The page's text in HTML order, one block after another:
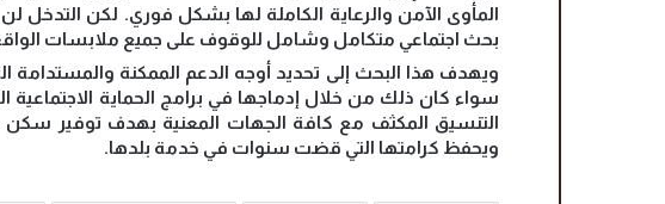
المأوى الآمن والرعاية الكاملة لها بشكل فوري. لكن التدخل
بحث اجتماعي متكامل وشامل للوقوف على جميع ملابسات
ويهدف هذا البحث إلى تحديد أوجه الدعم الممكنة والمستدامة
سواء كان ذلك من خلال إدماجها في برامج الحماية الاجتماعية
التنسيق المكثف مع كافة الجهات المعنية بهدف توفير سكن
ويحفظ كرامتها التي قضت سنوات في خدمة بلدها.